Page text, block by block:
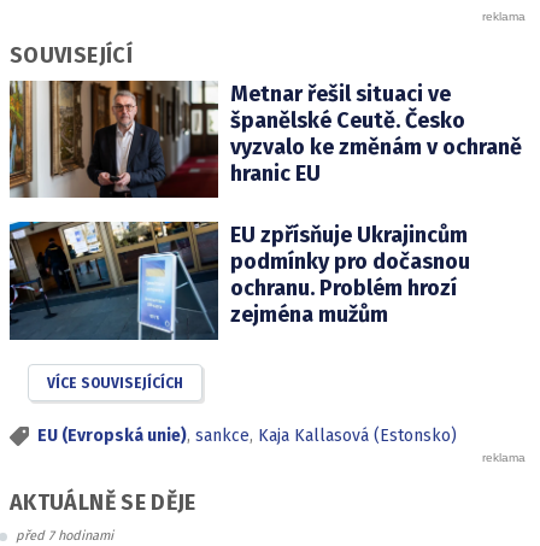
SOUVISEJÍCÍ
Metnar řešil situaci ve
španělské Ceutě. Česko
vyzvalo ke změnám v ochraně
hranic EU
EU zpřísňuje Ukrajincům
podmínky pro dočasnou
ochranu. Problém hrozí
zejména mužům
VÍCE SOUVISEJÍCÍCH
EU (Evropská unie), sankce, Kaja Kallasová (Estonsko)
AKTUÁLNĚ SE DĚJE
před 7 hodinami